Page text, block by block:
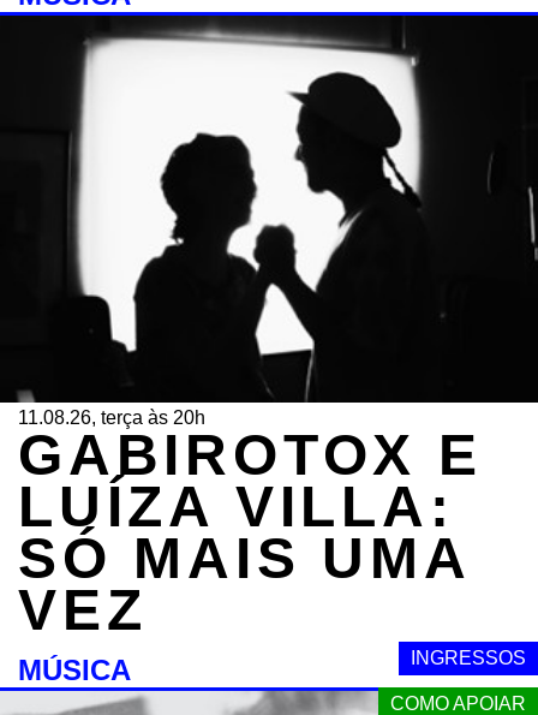
INGRESSOS
COMO APOIAR
11.08.26, terça às 20h
GABIROTOX E
LUÍZA VILLA:
SÓ MAIS UMA
VEZ
MÚSICA